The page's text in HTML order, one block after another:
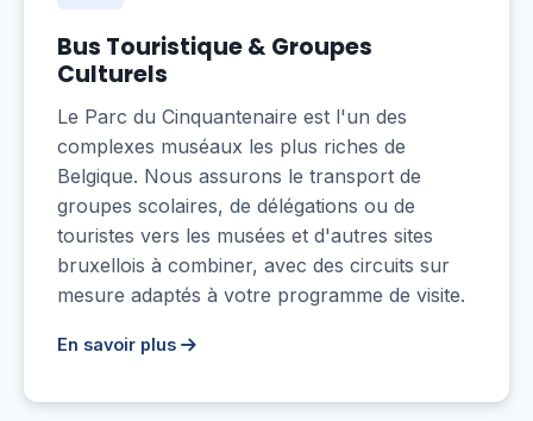
Bus Touristique & Groupes
Culturels
Le Parc du Cinquantenaire est l'un des
complexes muséaux les plus riches de
Belgique. Nous assurons le transport de
groupes scolaires, de délégations ou de
touristes vers les musées et d'autres sites
bruxellois à combiner, avec des circuits sur
mesure adaptés à votre programme de visite.
En savoir plus